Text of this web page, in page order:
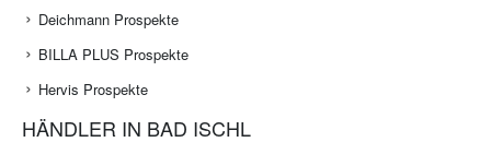
Deichmann Prospekte
BILLA PLUS Prospekte
Hervis Prospekte
HÄNDLER IN BAD ISCHL